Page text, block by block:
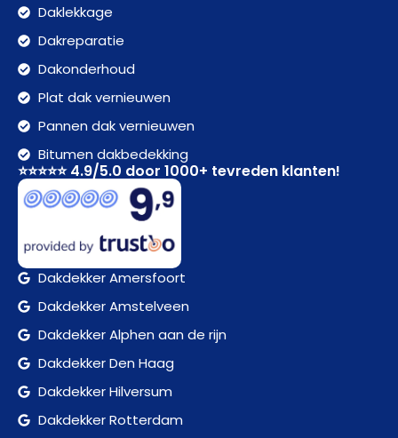
Daklekkage
Dakreparatie
Dakonderhoud
Plat dak vernieuwen
Pannen dak vernieuwen
Bitumen dakbedekking
⭐⭐⭐⭐⭐ 4.9/5.0 door 1000+ tevreden klanten!
Dakdekker Amersfoort
Dakdekker Amstelveen
Dakdekker Alphen aan de rijn
Dakdekker Den Haag
Dakdekker Hilversum
Dakdekker Rotterdam